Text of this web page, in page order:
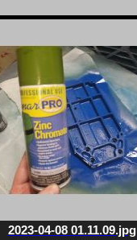
2023-04-08 01.11.09.jpg